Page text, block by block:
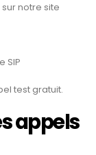
notre site
SIP
test gratuit.
appels